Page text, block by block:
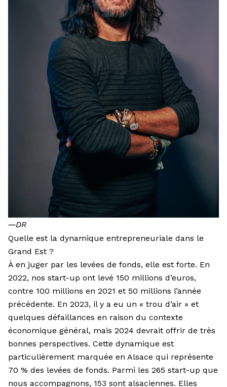
―DR
Quelle est la dynamique entrepreneuriale dans le
Grand Est ?
À en juger par les levées de fonds, elle est forte. En
2022, nos start-up ont levé 150 millions d’euros,
contre 100 millions en 2021 et 50 millions l’année
précédente. En 2023, il y a eu un « trou d’air » et
quelques défaillances en raison du contexte
économique général, mais 2024 devrait offrir de très
bonnes perspectives. Cette dynamique est
particulièrement marquée en Alsace qui représente
70 % des levées de fonds. Parmi les 265 start-up que
nous accompagnons, 153 sont alsaciennes. Elles